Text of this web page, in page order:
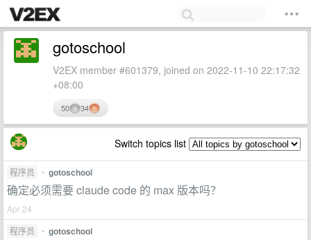
gotoschool
V2EX member #601379, joined on 2022-11-10 22:17:32
+08:00
50 34
Switch topics list
程序员 • gotoschool
确定必须需要 claude code 的 max 版本吗？
Apr 24
程序员
• gotoschool